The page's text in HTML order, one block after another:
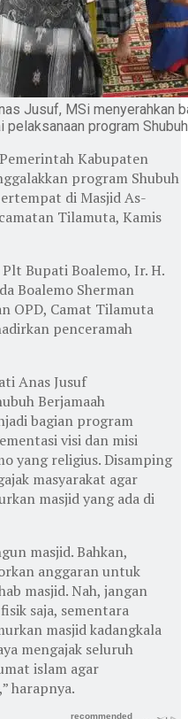
Jusuf, MSi menyerahkan
program
Kabupaten
program Shubuh
di Masjid As-
Tilamuta, Kamis
Bupati Boalemo, Ir. H.
Boalemo Sherman
OPD, Camat Tilamuta
penceramah
Anas Jusuf
Berjamaah
bagian program
visi dan misi
yang religius. Disamping
masyarakat agar
masjid yang ada di
masjid. Bahkan,
anggaran untuk
masjid. Nah, jangan
saja, sementara
masjid kadangkala
mengajak seluruh
islam agar
harapnya.